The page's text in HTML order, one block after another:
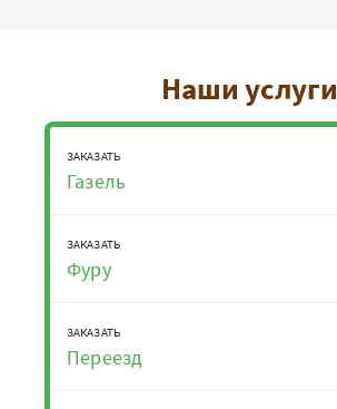
Наши услуги
ЗАКАЗАТЬ
Газель
ЗАКАЗАТЬ
Фуру
ЗАКАЗАТЬ
Переезд